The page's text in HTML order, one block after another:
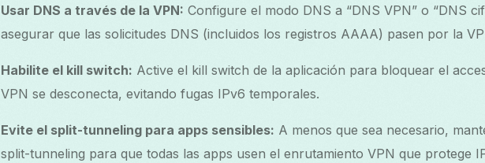
Usar DNS a través de la VPN: Configure el modo DNS a “DNS VPN” o “DNS
asegurar que las solicitudes DNS (incluidos los registros AAAA) pasen por la
Habilite el kill switch: Active el kill switch de la aplicación para bloquear el
VPN se desconecta, evitando fugas IPv6 temporales.
Evite el split-tunneling para apps sensibles: A menos que sea necesario,
split-tunneling para que todas las apps usen el enrutamiento VPN que protege